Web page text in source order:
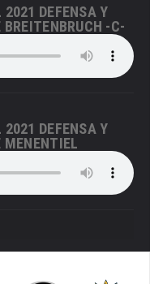
2021 DEFENSA Y
-C-
2021 DEFENSA Y
MENENTIEL